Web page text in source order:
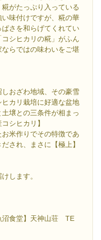
がたっぷり入っている
味付けですが、糀の華
さを和らげてくれてい
シヒカリの糀」がふん
らではの味わいをご堪
おざわ地域、その豪雪
カリ栽培に好適な盆地
壌との三条件が相まっ
シヒカリ】
米作りでその特徴であ
され、まさに【極上】
します。
沼食堂】天神山荘 TE